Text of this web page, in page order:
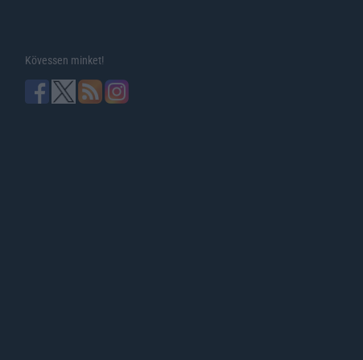
Kövessen minket!